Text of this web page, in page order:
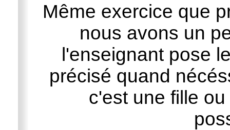
Même exercice que
nous avons un
l'enseignant pose
précisé quand
c'est une fille